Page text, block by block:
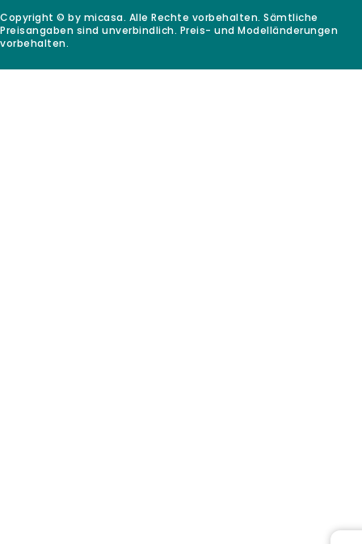
Copyright © by micasa. Alle Rechte vorbehalten. Sämtliche
Preisangaben sind unverbindlich. Preis- und Modelländerungen
vorbehalten.